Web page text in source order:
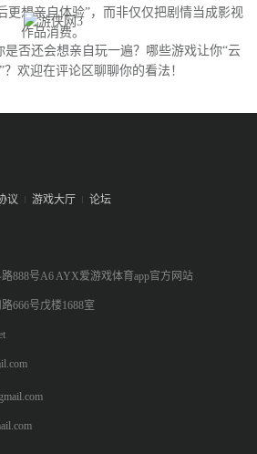
更想亲自体验”，而非仅仅把剧情当成影视
作品消费。
否还会想亲自玩一遍？哪些游戏让你“云
欢迎在评论区聊聊你的看法！
议 游戏大厅 论坛
888号A6 AYX爱游戏体育app官方网站
666号戊楼1688室